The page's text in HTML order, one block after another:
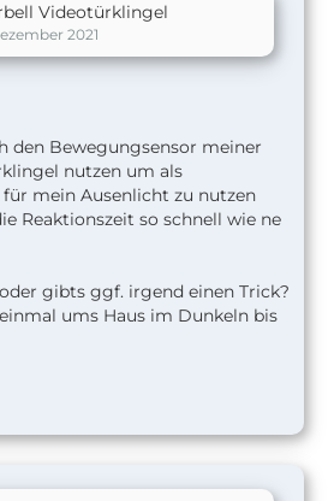
Videotürklingel
2021
den Bewegungsensor meiner
nutzen um als
mein Ausenlicht zu nutzen
Reaktionszeit so schnell wie ne
gibts ggf. irgend einen Trick?
ums Haus im Dunkeln bis